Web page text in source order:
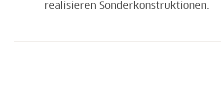
realisieren Sonderkonstruktionen.